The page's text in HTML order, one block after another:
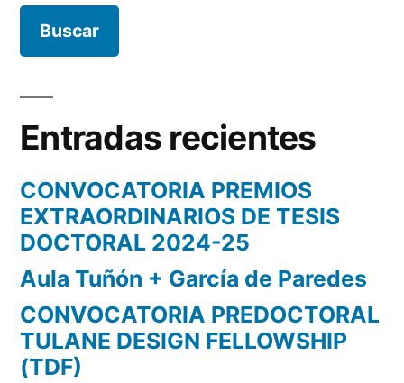
Entradas recientes
CONVOCATORIA PREMIOS
EXTRAORDINARIOS DE TESIS
DOCTORAL 2024-25
Aula Tuñón + García de Paredes
CONVOCATORIA PREDOCTORAL
TULANE DESIGN FELLOWSHIP
(TDF)